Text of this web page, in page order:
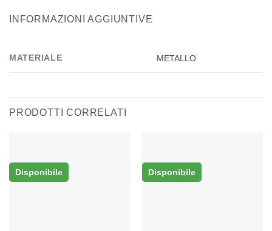
INFORMAZIONI AGGIUNTIVE
MATERIALE METALLO
PRODOTTI CORRELATI
Disponibile Disponibile